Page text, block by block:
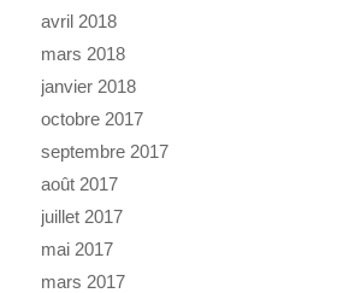
avril 2018
mars 2018
janvier 2018
octobre 2017
septembre 2017
août 2017
juillet 2017
mai 2017
mars 2017